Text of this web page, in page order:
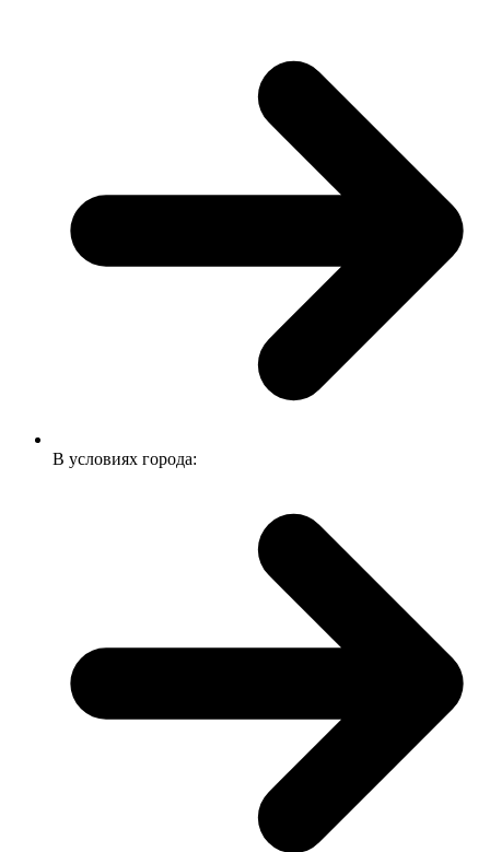
В условиях города: